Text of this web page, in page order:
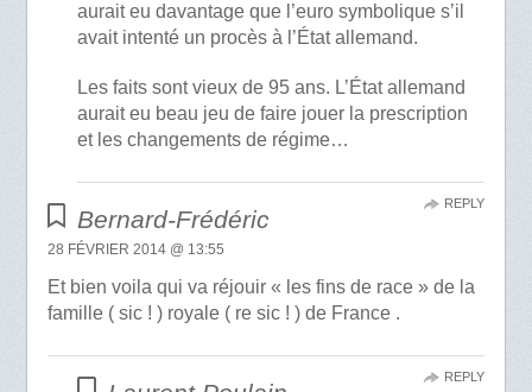
aurait eu davantage que l’euro symbolique s’il
avait intenté un procès à l’État allemand.
Les faits sont vieux de 95 ans. L’État allemand
aurait eu beau jeu de faire jouer la prescription
et les changements de régime…
Bernard-Frédéric
28 FÉVRIER 2014 @ 13:55
Et bien voila qui va réjouir « les fins de race » de la
famille ( sic ! ) royale ( re sic ! ) de France .
REPLY
REPLY